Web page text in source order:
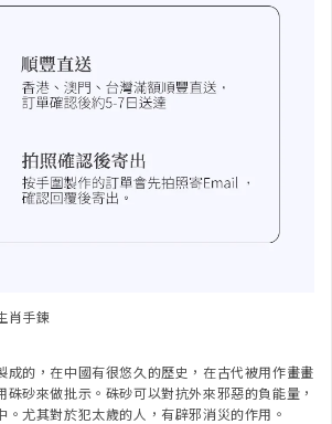
肖手鍊
成的，在中國有很悠久的歷史，在古代被用作畫畫
硃砂來做批示。硃砂可以對抗外來邪惡的負能量，
。尤其對於犯太歲的人，有辟邪消災的作用。